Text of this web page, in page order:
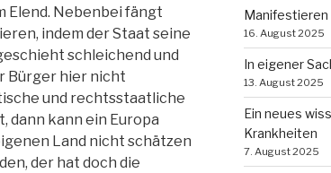
Elend. Nebenbei fängt
indem der Staat seine
schleichend und
Bürger hier nicht
und rechtsstaatliche
dann kann ein Europa
Land nicht schätzen
der hat doch die
Manifestieren
16. August 2025
In eigener
13. August 2025
Ein neues
Krankheiten
7. August 2025